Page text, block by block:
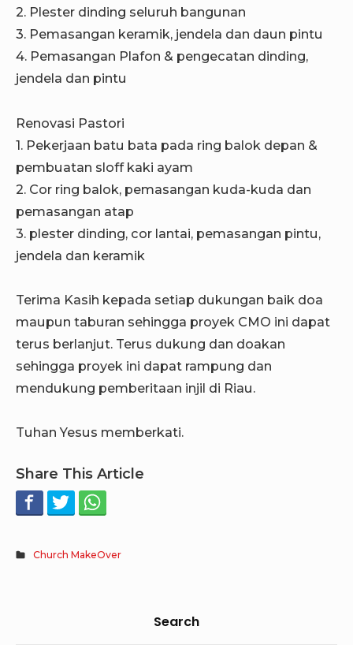
2. Plester dinding seluruh bangunan
3. Pemasangan keramik, jendela dan daun pintu
4. Pemasangan Plafon & pengecatan dinding,
jendela dan pintu
Renovasi Pastori
1. Pekerjaan batu bata pada ring balok depan &
pembuatan sloff kaki ayam
2. Cor ring balok, pemasangan kuda-kuda dan
pemasangan atap
3. plester dinding, cor lantai, pemasangan pintu,
jendela dan keramik
Terima Kasih kepada setiap dukungan baik doa
maupun taburan sehingga proyek CMO ini dapat
terus berlanjut. Terus dukung dan doakan
sehingga proyek ini dapat rampung dan
mendukung pemberitaan injil di Riau.
Tuhan Yesus memberkati.
Share This Article
Church MakeOver
Search